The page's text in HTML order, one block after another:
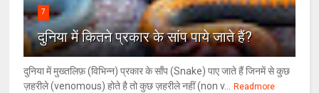
7
दुनिया में कितने प्रकार के सांप पाये जाते हैं?
दुनिया में मुख्तलिफ़ (विभिन्न) प्रकार के साँप (Snake) पाए जाते हैं जिनमें से कुछ
ज़हरीले (venomous) होते है तो कुछ ज़हरीले नहीं (non v...
Readmore